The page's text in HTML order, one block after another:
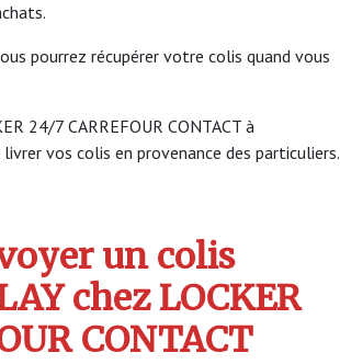
pourrez récupérer votre colis quand vous
24/7 CARREFOUR CONTACT à
vos colis en provenance des particuliers.
un colis
chez LOCKER
CONTACT